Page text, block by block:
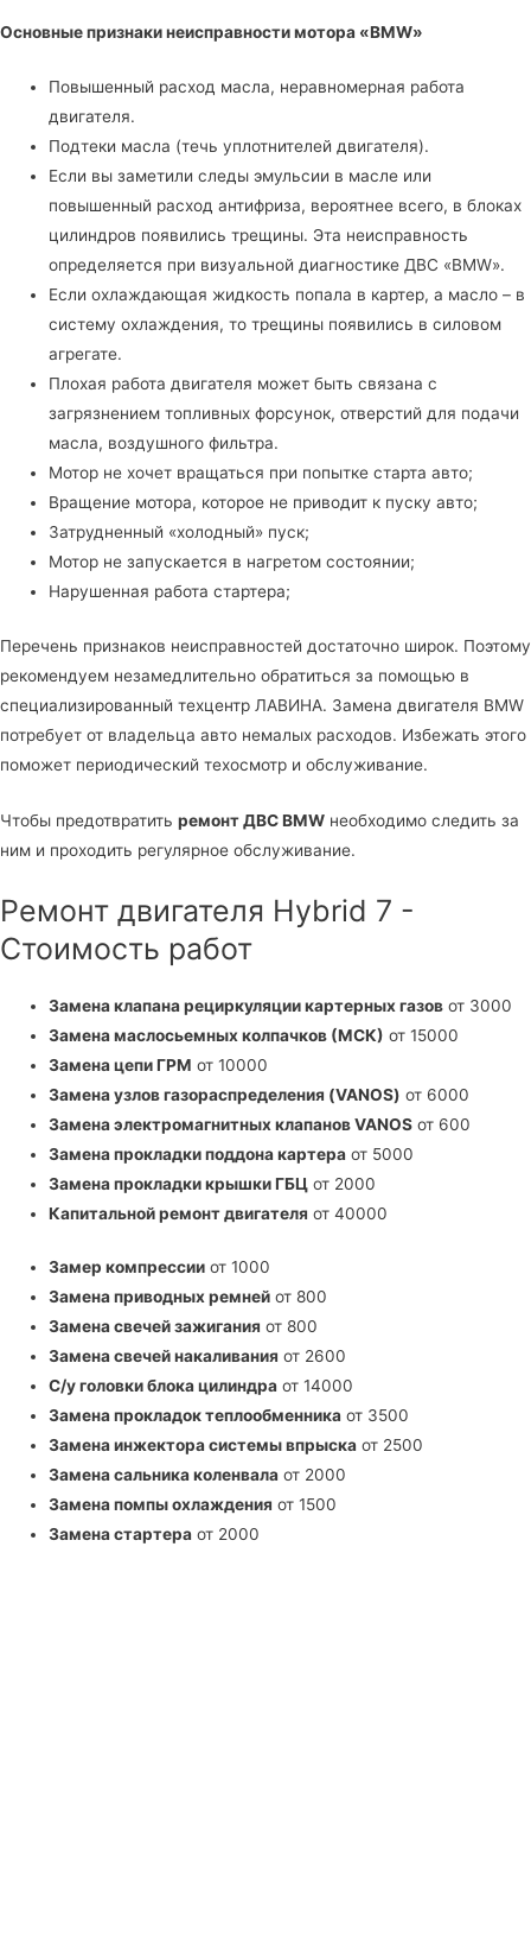
Основные признаки неисправности мотора «BMW»
Повышенный расход масла, неравномерная работа
двигателя.
Подтеки масла (течь уплотнителей двигателя).
Если вы заметили следы эмульсии в масле или
повышенный расход антифриза, вероятнее всего, в блоках
цилиндров появились трещины. Эта неисправность
определяется при визуальной диагностике ДВС «BMW».
Если охлаждающая жидкость попала в картер, а масло – в
систему охлаждения, то трещины появились в силовом
агрегате.
Плохая работа двигателя может быть связана с
загрязнением топливных форсунок, отверстий для подачи
масла, воздушного фильтра.
Мотор не хочет вращаться при попытке старта авто;
Вращение мотора, которое не приводит к пуску авто;
Затрудненный «холодный» пуск;
Мотор не запускается в нагретом состоянии;
Нарушенная работа стартера;
Перечень признаков неисправностей достаточно широк. Поэтому
рекомендуем незамедлительно обратиться за помощью в
специализированный техцентр ЛАВИНА. Замена двигателя BMW
потребует от владельца авто немалых расходов. Избежать этого
поможет периодический техосмотр и обслуживание.
Чтобы предотвратить ремонт ДВС BMW необходимо следить за
ним и проходить регулярное обслуживание.
Ремонт двигателя Hybrid 7 -
Стоимость работ
Замена клапана рециркуляции картерных газов от 3000
Замена маслосьемных колпачков (МСК) от 15000
Замена цепи ГРМ от 10000
Замена узлов газораспределения (VANOS) от 6000
Замена электромагнитных клапанов VANOS от 600
Замена прокладки поддона картера от 5000
Замена прокладки крышки ГБЦ от 2000
Капитальной ремонт двигателя от 40000
Замер компрессии от 1000
Замена приводных ремней от 800
Замена свечей зажигания от 800
Замена свечей накаливания от 2600
С/у головки блока цилиндра от 14000
Замена прокладок теплообменника от 3500
Замена инжектора системы впрыска от 2500
Замена сальника коленвала от 2000
Замена помпы охлаждения от 1500
Замена стартера от 2000